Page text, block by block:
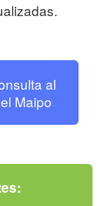
al
Maipo